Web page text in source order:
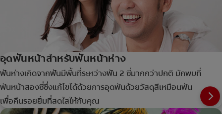
อุดฟันหน้าสำหรับฟันหน้าห่าง
ฟันห่างเกิดจากฟันมีพื้นที่ระหว่างฟัน 2 ซี่มากกว่าปกติ มักพบที่
ฟันหน้าสองซี่ซึ่งแก้ไขได้ด้วยการอุดฟันด้วยวัสดุสีเหมือนฟัน
เพื่อคืนรอยยิ้มที่สดใสให้กับคุณ